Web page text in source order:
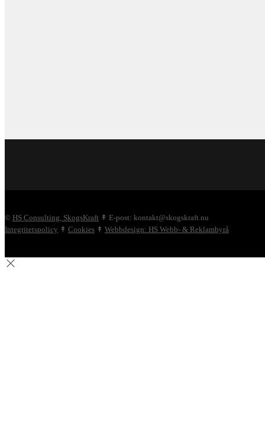
© HS Consulting, SkogsKraft ↟ E-post: kontakt@skogskraft.nu
Integritetspolicy ↟ Cookies ↟ Webbdesign: HS Webb- & Reklambyrå